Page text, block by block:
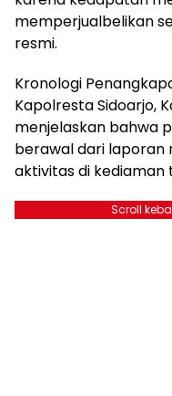
memperjualbelikan
resmi.
Kronologi
Kapolresta Sidoarjo,
menjelaskan bahwa
berawal dari laporan
aktivitas di kediaman
Scroll